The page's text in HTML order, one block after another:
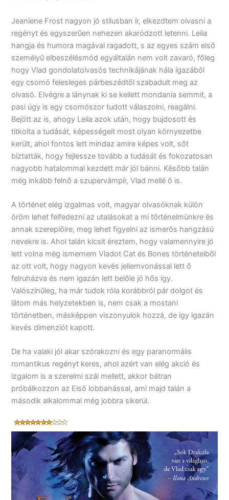
Jeaniene Frost nagyon jó stílusban ír, elkezdtem olvasni a
regényt és egyszerűen nehezen akaródzott letenni. Leila
hangja és humora magával ragadott, s az egyes szám első
személyű elbeszélésmód egyáltalán nem volt zavaró, főleg
hogy Vlad gondolatolvasós technikájának hála igazából
egy csomó felesleges párbeszédtől szabadult meg az
olvasó. Elvégre a lánynak ki se kellett mondania semmit, a
pasi úgy is egy csomószor tudott válaszolni, reagálni.
Bejött az is, ahogy Leila azok után, hogy bujdosott és
titkolta a tudását, képességeit most olyan környezetbe
került, ahol fontos lett mindaz amire képes volt, sőt
bíztatták, hogy fejlessze tovább a tudását és fokozatosan
nagyobb hatalommal kezdett már jól bánni. Később talán
még inkább felnő a szupervámpír, Vlad mellé ő is.
A történet elég izgalmas volt, magyar olvasóknak külön
öröm lehet felfedezni az utalásokat a mi történelmünkre és
annak szereplőire, meg lehet figyelni az ismerős hangzású
nevekre is. Ahol talán kicsit éreztem, hogy valamennyire jó
lett volna még ismernem Vladot Cat és Bones történeteiből
az ott volt, hogy nagyon kevés jellemvonással lett ő
felruházva és nem igazán lett belőle jó hős így.
Valószínűleg, ha már tudok róla korábbról pár dolgot és
látom más helyzetekben is, nem csak a mostani
történetben, másképpen viszonyulok hozzá, de így igazán
kevés dimenziót kapott.
De ha valaki jól akar szórakozni és egy paranormális
romantikus regényt keres, ahol azért van elég akció és
izgalom is a szerelmi szál mellett, akkor bátran
próbálkozzon az Első lobbanással, ami majd talán a
második alkalommal még jobbra sikerül.